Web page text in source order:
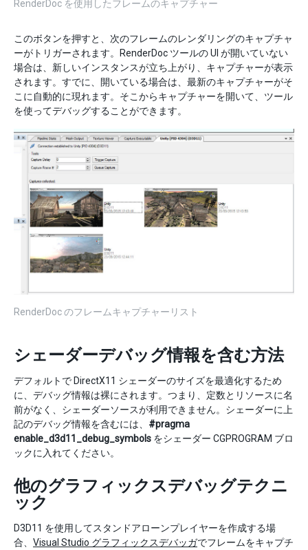
RenderDoc を使用したフレームのキャプチャー
このボタンを押すと、次のフレームのレンダリングのキャプチャ
ーがトリガーされます。RenderDoc ツールの UI が開いていない
場合は、新しいインスタンスが立ち上がり、キャプチャーが表示
されます。すでに、開いている場合は、最新のキャプチャーがそ
こに自動的に現れます。そこからキャプチャーを開いて、ツール
を使ってデバッグすることができます。
RenderDoc のフレームキャプチャーリスト
シェーダーデバッグ情報を含む方法
デフォルトで DirectX11 シェーダーのサイズを最適化するため
に、デバッグ情報は裸にされます。つまり、定数とリソースに名
前がなく、シェーダーソースが利用できません。シェーダーに上
記のデバッグ情報を含むには、 #pragma
enable_d3d11_debug_symbols をシェーダー CGPROGRAM ブロ
ックに入れてください。
他のグラフィックスデバッグテクニ
ック
D3D11 を使用してスタンドアローンプレイヤーを作成する場
合、 Visual Studio グラフィックスデバッガでフレームをキャプチ